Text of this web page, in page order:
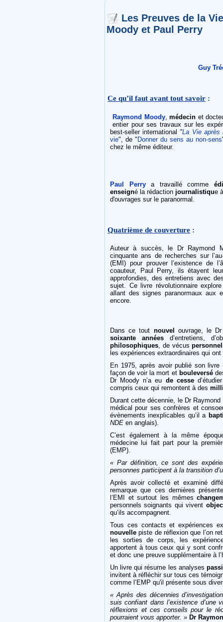
Les Preuves de la
Moody et Paul Perry
Guy
Ce qu’il faut avant tout savoir :
Raymond Moody,médecin et
entier pour ses travaux sur les
best-seller international "La Vie après
vie", de "Donner du sens au non-sens
chez le même éditeur.
Paul Perry a travaillé comme
enseigné la rédaction journalistique
d'ouvrages sur le paranormal.
Quatrième de couverture :
Auteur à succès, le Dr Raymond
cinquante ans de recherches sur
(EMI) pour prouver l’existence de
coauteur, Paul Perry, ils étayent
approfondies, des entretiens avec
sujet. Ce livre révolutionnaire
allant des signes paranormaux aux
encore.
Dans ce tout nouvel
ouvrage, le
soixante annéesd’entretiens,
philosophiques, de vécus
les expériences extraordinaires qui
En 1975, après avoir publié son
façon de voir la mort et bouleversé
Dr Moody n’a eu de cesse
compris ceux qui remontent à des
Durant cette décennie, le Dr
médical pour ses confrères et
évènements inexplicables qu’il a
NDE en anglais).
C’est également à la même
médecine lui fait part pour la
(EMP).
« Par définition, ce sont des
personnes participent à la transition
Après avoir collecté et examiné
remarque que ces dernières
l’EMI et surtout les mêmes
personnels soignants qui vivent
qu’ils accompagnent.
Tous ces contacts et expériences
nouvelle piste de réflexion que l’on
les sorties de corps, les
apportent à tous ceux qui y sont
et donc une preuve supplémentaire à
Un livre qui résume les analyses
invitent à réfléchir sur tous ces
comme l’EMP qu'il présente sous
« Après des décennies
suis confiant dans l’existence
réflexions et ces conseils pour le
pourraient vous apporter. » Dr